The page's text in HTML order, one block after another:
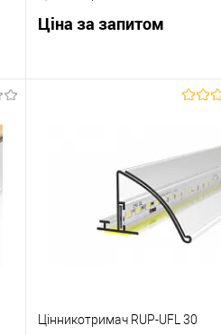
Ціна за запитом
Запросити ціну
До
порівняння
Під
замовлення
Цінникотримач RUP-UFL 30